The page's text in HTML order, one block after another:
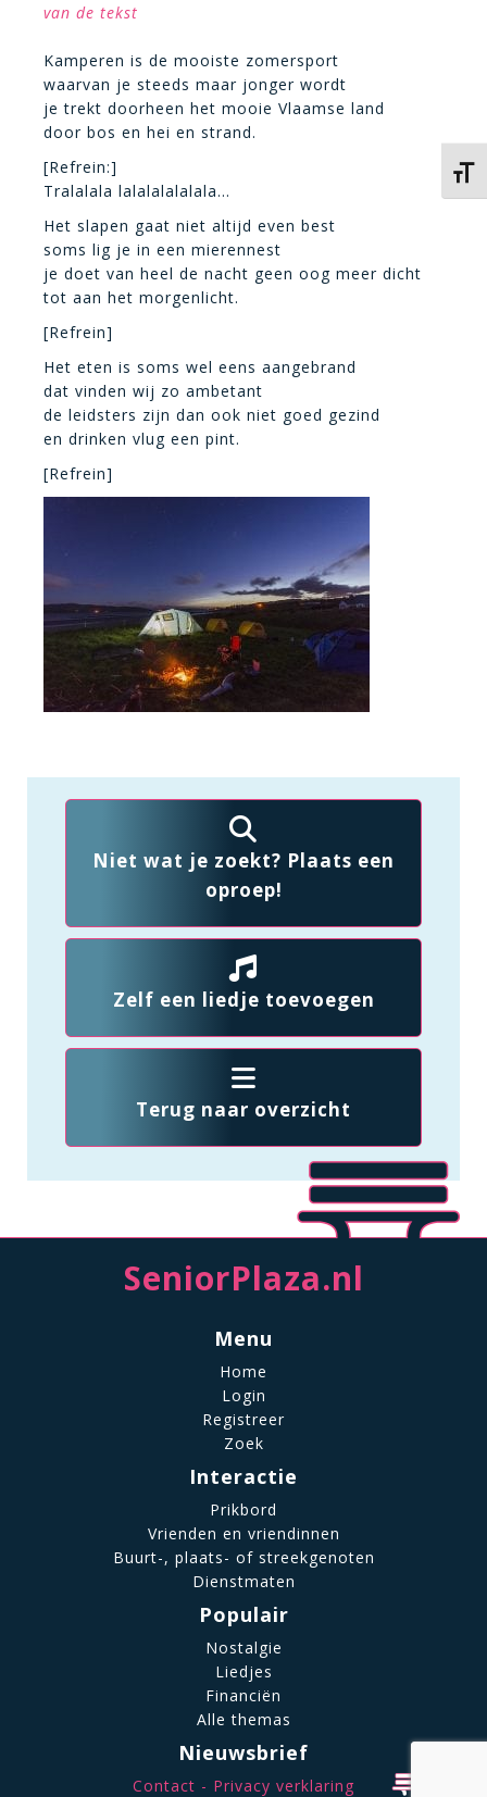
van de tekst
Kamperen is de mooiste zomersport
waarvan je steeds maar jonger wordt
je trekt doorheen het mooie Vlaamse land
door bos en hei en strand.
[Refrein:]
Tralalala lalalalalalala…
Het slapen gaat niet altijd even best
soms lig je in een mierennest
je doet van heel de nacht geen oog meer dicht
tot aan het morgenlicht.
[Refrein]
Het eten is soms wel eens aangebrand
dat vinden wij zo ambetant
de leidsters zijn dan ook niet goed gezind
en drinken vlug een pint.
[Refrein]
Niet wat je zoekt? Plaats een
oproep!
Zelf een liedje toevoegen
Terug naar overzicht
SeniorPlaza.nl
Menu
Home
Login
Registreer
Zoek
Interactie
Prikbord
Vrienden en vriendinnen
Buurt-, plaats- of streekgenoten
Dienstmaten
Populair
Nostalgie
Liedjes
Financiën
Alle themas
Nieuwsbrief
Contact Privacy verklaring